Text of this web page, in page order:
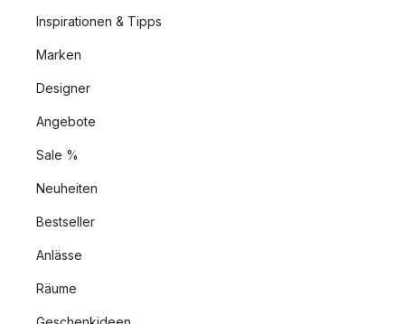
Inspirationen & Tipps
Marken
Designer
Angebote
Sale %
Neuheiten
Bestseller
Anlässe
Räume